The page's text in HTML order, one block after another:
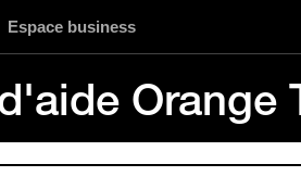
Espace business
Orange